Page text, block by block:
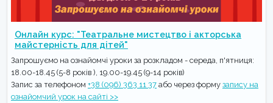
Онлайн курс: "Театральне мистецтво і акторська
майстерність для дітей"
Запрошуємо на ознайомчі уроки за розкладом - середа, п'ятниця:
18.00-18.45 (5-8 років ), 19.00-19.45 (9-14 років)
Запис за телефоном +38 (096) 363 11 37 або через форму запису на
ознайомчий урок на сайті >>